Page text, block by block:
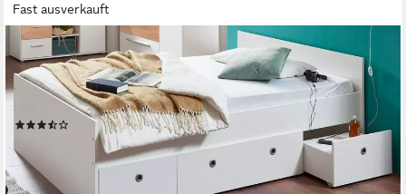
Fast ausverkauft
ARTHUR BERNDT
Stauraumbett Rosanna, Jugendbett mit viel Stauraum, 2 Breiten
(90cm + 120cm), mit Melamin-Oberfläche, 3 Schubkästen auf
Rollen, MADE IN GERMANY
lieferbar - in 6-8 Werktagen bei dir